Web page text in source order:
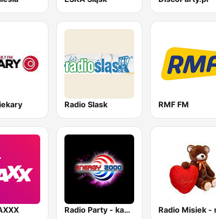
Radio Slask RMF FM
Radio Party - kanał Energy 2000